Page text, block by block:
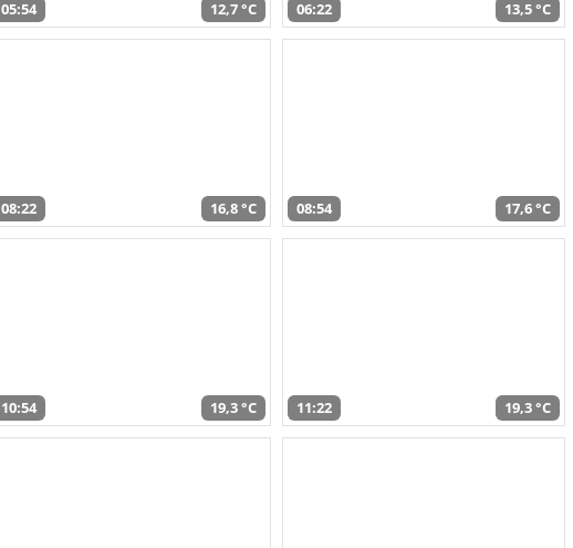
05:54 12,7 °C 06:22 13,5 °C
08:22 16,8 °C 08:54 17,6 °C
10:54 19,3 °C 11:22 19,3 °C